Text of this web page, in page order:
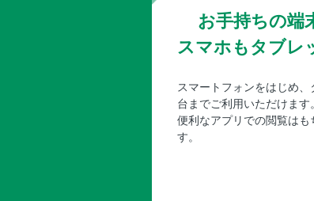
お手持ちの端
スマホもタブレ
スマートフォンをはじめ
台までご利用いただけます。
便利なアプリでの閲覧は
す。